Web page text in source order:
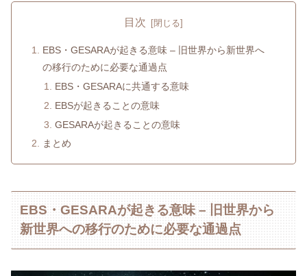
目次
EBS・GESARAが起きる意味 – 旧世界から新世界へ
の移行のために必要な通過点
EBS・GESARAに共通する意味
EBSが起きることの意味
GESARAが起きることの意味
まとめ
EBS・GESARAが起きる意味 – 旧世界から
新世界への移行のために必要な通過点